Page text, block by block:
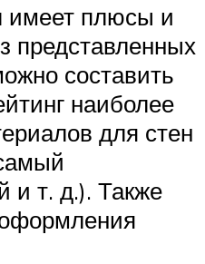
имеет плюсы и
представленных
составить
наиболее
для стен
и т. д.). Также